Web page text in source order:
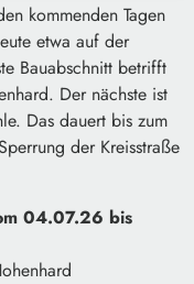
kommenden Tagen
etwa auf der
Bauabschnitt betrifft
Der nächste ist
Das dauert bis zum
der Kreisstraße
04.07.26 bis